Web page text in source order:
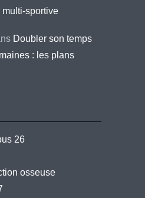
multi-sportive
Doubler son temps
: les plans
26
osseuse